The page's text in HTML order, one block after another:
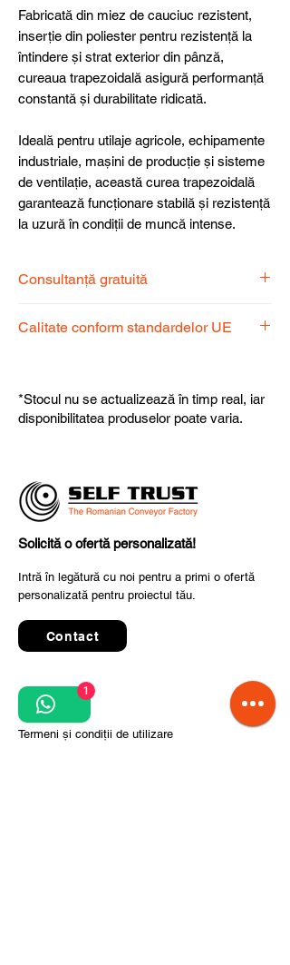
Fabricată din miez de cauciuc rezistent,
inserție din poliester pentru rezistență la
întindere și strat exterior din pânză,
cureaua trapezoidală asigură performanță
constantă și durabilitate ridicată.
Ideală pentru utilaje agricole, echipamente
industriale, mașini de producție și sisteme
de ventilație, această curea trapezoidală
garantează funcționare stabilă și rezistență
la uzură în condiții de muncă intense.
Consultanță gratuită
dispoziție pentru a alege produsul
Calitate conform standardelor UE
fiabilitate și performanță superioară.
*Stocul nu se actualizează în timp real, iar
disponibilitatea produselor poate varia.
Solicită o ofertă personalizată!
Intră în legătură cu noi pentru a primi o ofertă
personalizată pentru proiectul tău.
Contact
Quick Links
Termeni și condiții de utilizare
1